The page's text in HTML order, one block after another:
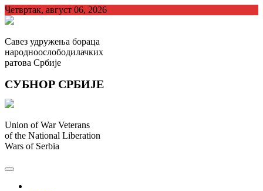
Skip
to
Четвртак, август 06, 2026
Савез удружења бораца
народноослободилачких
ратова Србије
СУБНОР СРБИЈЕ
Union of War Veterans
of the National Liberation
Wars of Serbia